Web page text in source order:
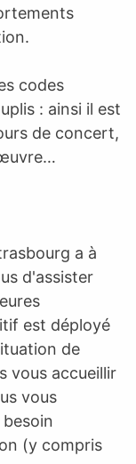
codes
: ainsi il est
de concert,
a à
d'assister
est déployé
de
vous accueillir
vous
(y compris